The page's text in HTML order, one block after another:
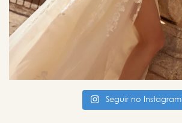
Seguir no Instagram